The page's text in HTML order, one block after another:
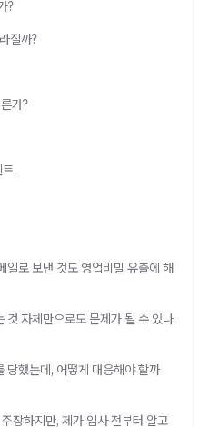
?
질까?
가?
트
일로 보낸 것도 영업비밀 유출에 해
것 자체만으로도 문제가 될 수 있나
당했는데, 어떻게 대응해야 할까
장하지만, 제가 입사 전부터 알고